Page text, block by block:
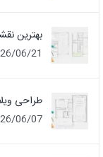
بهترین
06/21
طراحی ویلا
06/07